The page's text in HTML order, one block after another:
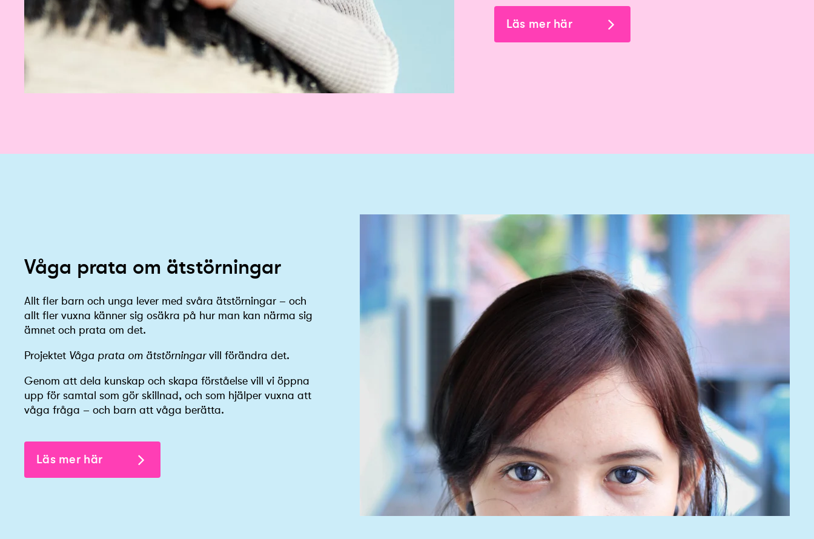
Läs mer här
Våga prata om ätstörningar
Allt fler barn och unga lever med svåra ätstörningar – och
allt fler vuxna känner sig osäkra på hur man kan närma sig
ämnet och prata om det.
Projektet Våga prata om ätstörningarvill förändra det.
Genom att dela kunskap och skapa förståelse vill vi öppna
upp för samtal som gör skillnad, och som hjälper vuxna att
våga fråga – och barn att våga berätta.
Läs mer här